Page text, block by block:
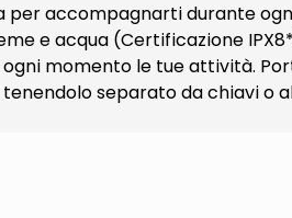
accompagnarti durante
e acqua (Certificazione
momento le tue attività.
separato da chiavi o